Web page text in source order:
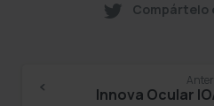
Compártelo
Continue